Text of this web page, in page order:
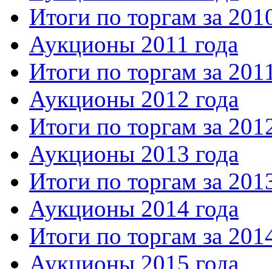
Итоги по торгам за
Аукционы 2011 года
Итоги по торгам за
Аукционы 2012 года
Итоги по торгам за
Аукционы 2013 года
Итоги по торгам за
Аукционы 2014 года
Итоги по торгам за
Аукционы 2015 года